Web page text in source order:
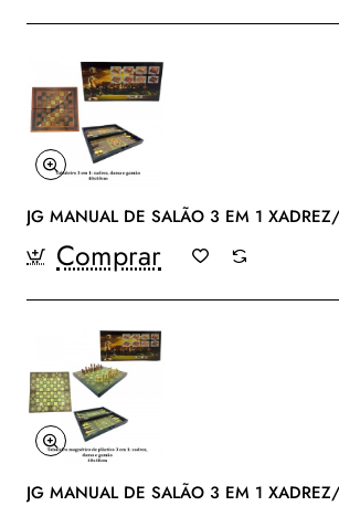
JG MANUAL DE SALÃO 3 EM 1
Comprar
JG MANUAL DE SALÃO 3 EM 1